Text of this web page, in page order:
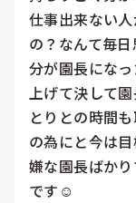
仕事出来ない
の？なんて毎
分が園長にな
上げて決して
とりとの時間
の為にと今は目
嫌な園長ばか
です☺️